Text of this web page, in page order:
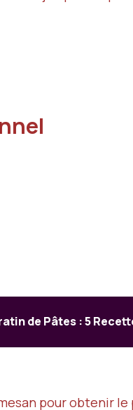
de Pâtes : 5
pour obtenir le